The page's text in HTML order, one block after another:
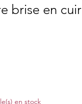
brise en cuir
en stock